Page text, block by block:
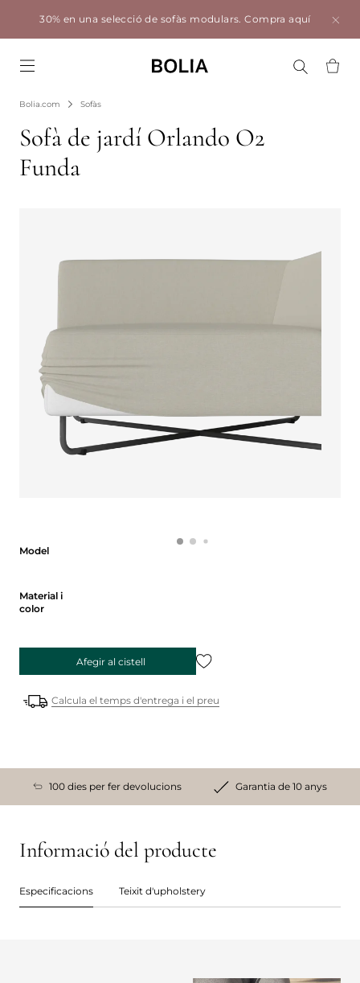
30% en una selecció de sofàs modulars.Compra aquí
Bolia.com Sofàs
Sofà de jardí Orlando O2
Funda
Model
Material i
color
Afegir al cistell
Calcula el temps d'entrega i el preu
100 dies per fer devolucions Garantia de 10 anys
Informació del producte
Especificacions Teixit d'upholstery